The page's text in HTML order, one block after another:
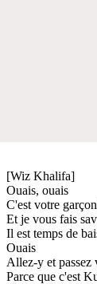
[Wiz Khalifa]
Ouais, ouais
C'est votre
Et je vous fais
Il est temps de
Ouais
Allez-y et passez
Parce que c'est